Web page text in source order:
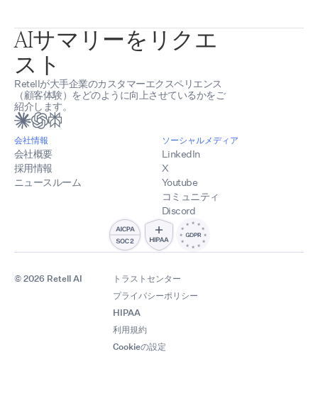
AIサマリーをリクエ
スト
Retellが大手企業のカスタマーエクスペリエンス
（顧客体験）をどのように向上させているかをご
紹介します。
会社情報
会社概要
採用情報
ニュースルーム
ソーシャルメディア
LinkedIn
X
Youtube
コミュニティ
Discord
© 2026 Retell AI
トラストセンター
プライバシーポリシー
HIPAA
利用規約
Cookieの設定